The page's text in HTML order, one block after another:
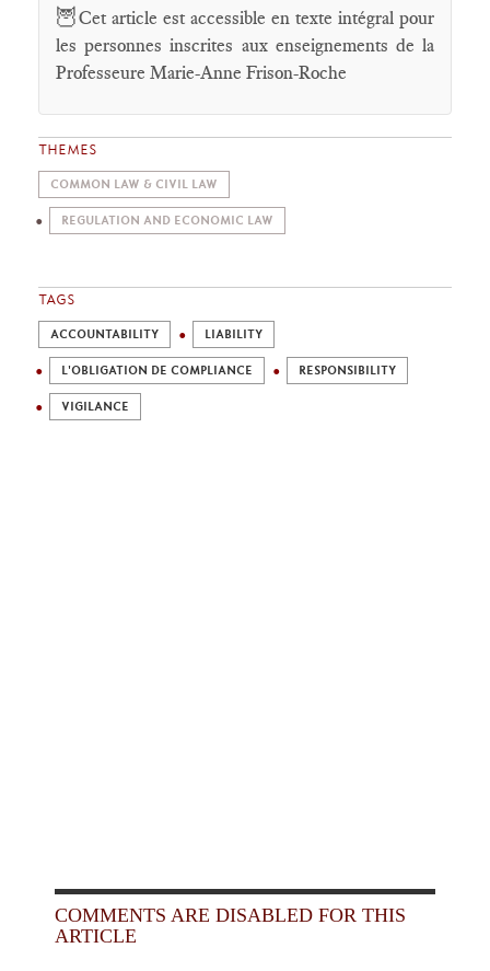
🦉Cet article est accessible en texte intégral pour
les personnes inscrites aux enseignements de la
Professeure Marie-Anne Frison-Roche
THEMES
COMMON LAW & CIVIL LAW
REGULATION AND ECONOMIC LAW
TAGS
ACCOUNTABILITY LIABILITY
L'OBLIGATION DE COMPLIANCE RESPONSIBILITY
VIGILANCE
COMMENTS ARE DISABLED FOR THIS
ARTICLE